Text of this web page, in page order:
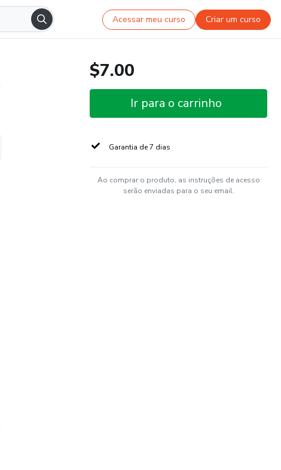
Acessar meu curso Criar um curso
$7.00
Ir para o carrinho
Garantia de 7 dias
Ao comprar o produto, as instruções de acesso
serão enviadas para o seu email.